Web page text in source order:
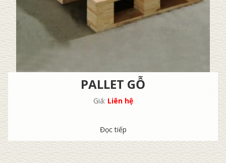
PALLET GỖ
Giá: Liên hệ
Đọc tiếp